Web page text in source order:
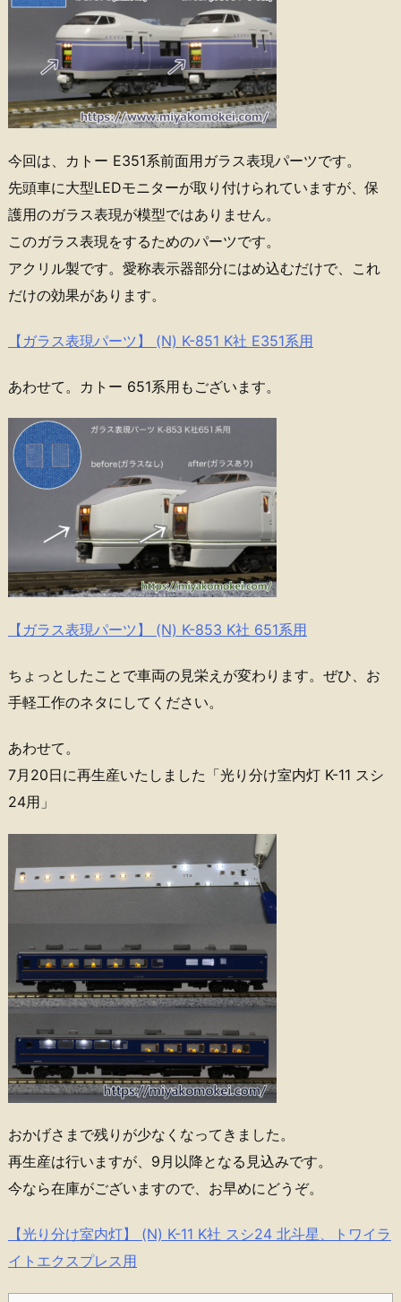
今回は、カトー E351系前面用ガラス表現パーツです。
先頭車に大型LEDモニターが取り付けられていますが、保
護用のガラス表現が模型ではありません。
このガラス表現をするためのパーツです。
アクリル製です。愛称表示器部分にはめ込むだけで、これ
だけの効果があります。
【ガラス表現パーツ】 (N) K-851 K社 E351系用
あわせて。カトー 651系用もございます。
【ガラス表現パーツ】 (N) K-853 K社 651系用
ちょっとしたことで車両の見栄えが変わります。ぜひ、お
手軽工作のネタにしてください。
あわせて。
7月20日に再生産いたしました「光り分け室内灯 K-11 スシ
24用」
おかげさまで残りが少なくなってきました。
再生産は行いますが、9月以降となる見込みです。
今なら在庫がございますので、お早めにどうぞ。
【光り分け室内灯】 (N) K-11 K社 スシ24 北斗星、トワイラ
イトエクスプレス用